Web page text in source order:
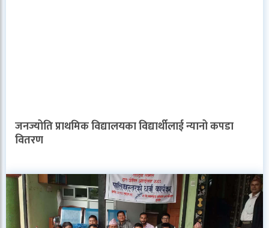
जनज्योति प्राथमिक विद्यालयका विद्यार्थीलाई न्यानो कपडा
वितरण